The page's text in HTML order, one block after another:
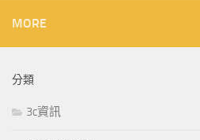
MORE
分類
3c資訊